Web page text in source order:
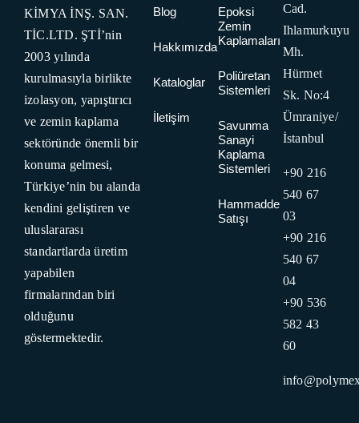
KİMYA İNŞ. SAN.
TİC.LTD. ŞTİ’nin
2003 yılında
kurulmasıyla birlikte
izolasyon, yapıştırıcı
ve zemin kaplama
sektöründe önemli bir
konuma gelmesi,
Türkiye’nin bu alanda
kendini geliştiren ve
uluslararası
standartlarda üretim
yapabilen
firmalarından biri
olduğunu
göstermektedir.
Blog
Hakkımızda
Kataloglar
İletişim
Epoksi
Zemin
Kaplamaları
Poliüretan
Sistemleri
Savunma
Sanayi
Kaplama
Sistemleri
Hammadde
Satışı
Cad.
Ihlamurkuyu
Mh.
Hürmet
Sk. No:4
Ümraniye/
İstanbul
+90 216
540 67
03
+90 216
540 67
04
+90 536
582 43
60